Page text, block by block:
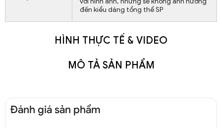
đến kiểu dáng tổng thể SP
HÌNH THỰC TẾ & VIDEO
MÔ TẢ SẢN PHẨM
Đánh giá sản phẩm